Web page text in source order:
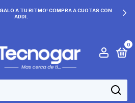
A TU RITMO! COMPRA A CUOTAS CON
ADDI.
0